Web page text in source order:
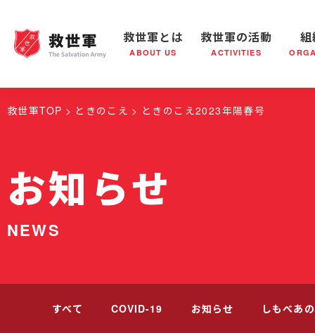
救世軍とは
ABOUT US
救世軍とは 世界が抱えている社会問題 救世軍
救世軍の活動
ACTIVITIES
救世軍の活動 社会鍋
組織概要
救世軍TOP ときのこえ ときのこえ2023年陽春号
お知らせ
NEWS
すべて COVID-19 お知らせ しもべあ